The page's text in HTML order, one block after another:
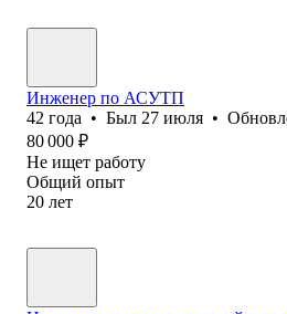
Инженер по АСУТП
42 года • Был 27 июля •
80 000 ₽
Не ищет работу
Общий опыт
20 лет